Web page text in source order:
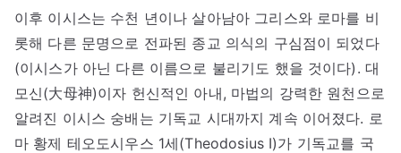
이후 이시스는 수천 년이나 살아남아 그리스와 로마를 비
롯해 다른 문명으로 전파된 종교 의식의 구심점이 되었다
(이시스가 아닌 다른 이름으로 불리기도 했을 것이다). 대
모신(大母神)이자 헌신적인 아내, 마법의 강력한 원천으로
알려진 이시스 숭배는 기독교 시대까지 계속 이어졌다. 로
마 황제 테오도시우스 1세(Theodosius I)가 기독교를 국